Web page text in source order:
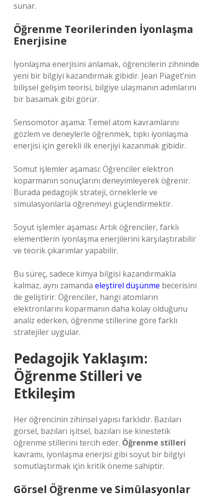
sunar.
Öğrenme Teorilerinden İyonlaşma
Enerjisine
İyonlaşma enerjisini anlamak, öğrencilerin zihninde
yeni bir bilgiyi kazandırmak gibidir. Jean Piaget’nin
bilişsel gelişim teorisi, bilgiye ulaşmanın adımlarını
bir basamak gibi görür.
Sensomotor aşama: Temel atom kavramlarını
gözlem ve deneylerle öğrenmek, tıpkı iyonlaşma
enerjisi için gerekli ilk enerjiyi kazanmak gibidir.
Somut işlemler aşaması: Öğrenciler elektron
koparmanın sonuçlarını deneyimleyerek öğrenir.
Burada pedagojik strateji, örneklerle ve
simülasyonlarla öğrenmeyi güçlendirmektir.
Soyut işlemler aşaması: Artık öğrenciler, farklı
elementlerin iyonlaşma enerjilerini karşılaştırabilir
ve teorik çıkarımlar yapabilir.
Bu süreç, sadece kimya bilgisi kazandırmakla
kalmaz, aynı zamanda eleştirel düşünme becerisini
de geliştirir. Öğrenciler, hangi atomların
elektronlarını koparmanın daha kolay olduğunu
analiz ederken, öğrenme stillerine göre farklı
stratejiler uygular.
Pedagojik Yaklaşım:
Öğrenme Stilleri ve
Etkileşim
Her öğrencinin zihinsel yapısı farklıdır. Bazıları
görsel, bazıları işitsel, bazıları ise kinestetik
öğrenme stillerini tercih eder. Öğrenme stilleri
kavramı, iyonlaşma enerjisi gibi soyut bir bilgiyi
somutlaştırmak için kritik öneme sahiptir.
Görsel Öğrenme ve Simülasyonlar